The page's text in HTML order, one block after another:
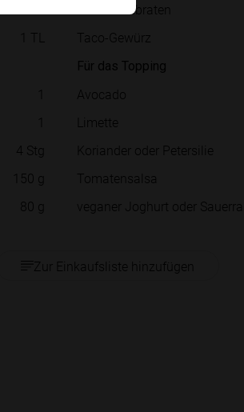
Öl zum Anbraten
1 TL Taco-Gewürz
Für das Topping
1
Avocado
1
Limette
4 Stg
Koriander oder Petersilie
150 g
Tomatensalsa
80 g veganer Joghurt oder
Zur Einkaufsliste hinzufügen